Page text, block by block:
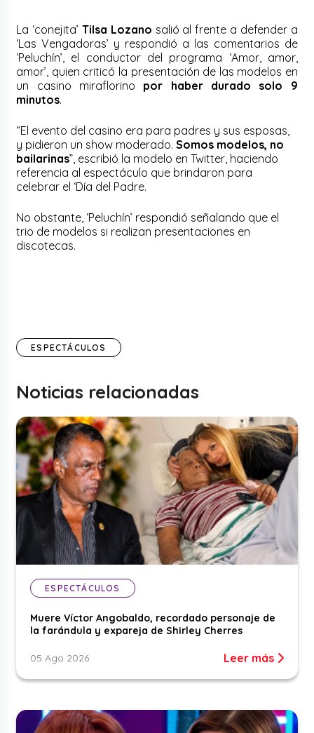
La ‘conejita’ Tilsa Lozano salió al frente a defender a
‘Las Vengadoras’ y respondió a las comentarios de
‘Peluchín’, el conductor del programa ‘Amor, amor,
amor’, quien criticó la presentación de las modelos en
un casino miraflorino por haber durado solo 9
minutos.
“El evento del casino era para padres y sus esposas,
y pidieron un show moderado. Somos modelos, no
bailarinas”, escribió la modelo en Twitter, haciendo
referencia al espectáculo que brindaron para
celebrar el ‘Día del Padre.
No obstante, ‘Peluchín’ respondió señalando que el
trio de modelos si realizan presentaciones en
discotecas.
ESPECTÁCULOS
Noticias relacionadas
ESPECTÁCULOS
Muere Víctor Angobaldo, recordado personaje de
la farándula y expareja de Shirley Cherres
05 Ago 2026 Leer más